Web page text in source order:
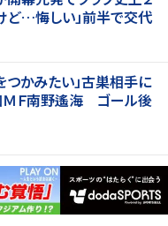
ど…悔しい」前半で交代
つかみたい」古巣相手に
Ｆ南野遙海 ゴール後